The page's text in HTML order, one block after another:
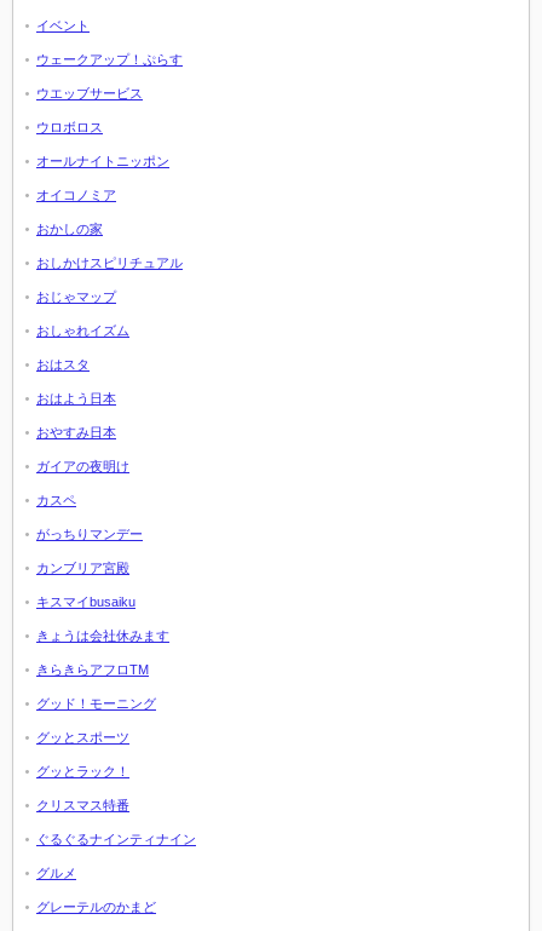
イベント
ウェークアップ！ぷらす
ウエッブサービス
ウロボロス
オールナイトニッポン
オイコノミア
おかしの家
おしかけスピリチュアル
おじゃマップ
おしゃれイズム
おはスタ
おはよう日本
おやすみ日本
ガイアの夜明け
カスペ
がっちりマンデー
カンブリア宮殿
キスマイbusaiku
きょうは会社休みます
きらきらアフロTM
グッド！モーニング
グッとスポーツ
グッとラック！
クリスマス特番
ぐるぐるナインティナイン
グルメ
グレーテルのかまど